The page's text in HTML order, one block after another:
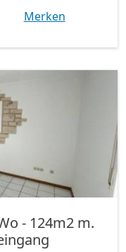
Merken
- 124m2 m.